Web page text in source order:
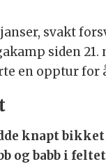
svakt
siden
en opptur for
knapt
og babb i